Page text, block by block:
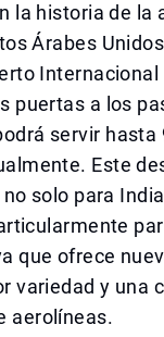
la historia de la
Árabes
Internacional
puertas a los
servir hasta
Este
solo para
que ofrece
variedad y una
aerolíneas.